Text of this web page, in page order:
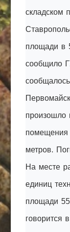
складском
площади в
сообщило
произошло
помещения
метров.
На месте
единиц
площади
говорится